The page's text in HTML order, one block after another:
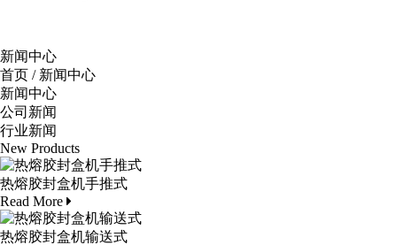
新闻中心
首页 / 新闻中心
新闻中心
公司新闻
行业新闻
New Products
热熔胶封盒机手推式
Read More
热熔胶封盒机输送式